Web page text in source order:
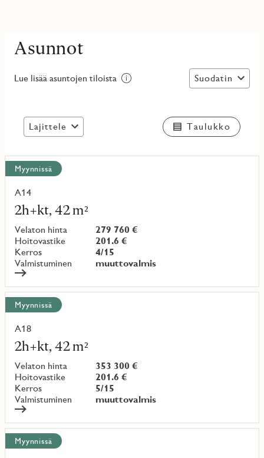
Asunnot
Lue lisää asuntojen tiloista Suodatin
Lajittele Taulukko
Näytä
kaikki
kohteet
Myynnissä
A14
2h+kt, 42 m²
Velaton hinta
279 760 €
Hoitovastike
201.6 €
Kerros
4/15
Valmistuminen
muuttovalmis
Lue
lisää
kohteesta
Myynnissä
A18
2h+kt, 42 m²
Velaton hinta
353 300 €
Hoitovastike
201.6 €
Kerros
5/15
Valmistuminen
muuttovalmis
Lue
lisää
kohteesta
Myynnissä